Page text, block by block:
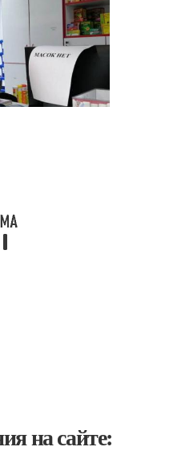
на сайте: